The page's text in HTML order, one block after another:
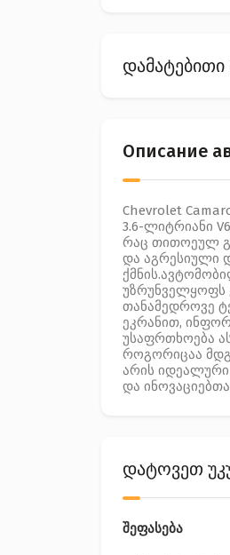
დამატებითი
Описание
Chevrolet
3.6-ლიტრიანი
რაც თითოეულ
და აგრესიული
უზრუნველყოფს
თანამედროვე
ეკრანით,
უსაფრთხოება
როგორიცაა
არის იდეალური
და
დატოვეთ
შეფასება